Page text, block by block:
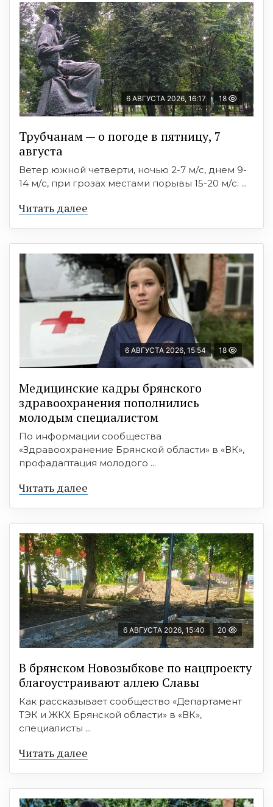
6 АВГУСТА 2026, 16:17 18
Трубчанам — о погоде в пятницу, 7
августа
Ветер южной четверти, ночью 2-7 м/с, днем 9-
14 м/с, при грозах местами порывы 15-20 м/с. ...
Читать далее
6 АВГУСТА 2026, 15:54 18
Медицинские кадры брянского
здравоохранения пополнились
молодым специалистом
По информации сообщества
«Здравоохранение Брянской области» в «ВК»,
профадаптация молодого ...
Читать далее
6 АВГУСТА 2026, 15:40 20
В брянском Новозыбкове по нацпроекту
благоустраивают аллею Славы
Как рассказывает сообщество «Департамент
ТЭК и ЖКХ Брянской области» в «ВК»,
специалисты ...
Читать далее